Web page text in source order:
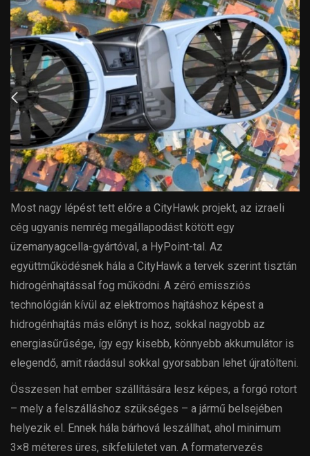
Most nagy lépést tett előre a CityHawk projekt, az izraeli
cég ugyanis nemrég megállapodást kötött egy
üzemanyagcella-gyártóval, a HyPoint-tal. Az
együttműködésnek hála a CityHawk a tervek szerint tisztán
hidrogénhajtással fog működni. A zéró emissziós
technológián kívül az elektromos hajtáshoz képest a
hidrogénhajtás más előnyt is hoz, sokkal nagyobb az
energiasűrűsége, így egy kisebb, könnyebb akkumulátor is
elegendő, amit ráadásul sokkal gyorsabban lehet újratölteni.
Összesen hat ember szállítására lesz képes, a forgó rotort
– mely a felszálláshoz szükséges – a jármű belsejében
helyezik el. Ennek hála bárhová leszállhat, ahol minimum
3×8 méteres üres, síkfelületet van. A formatervezés